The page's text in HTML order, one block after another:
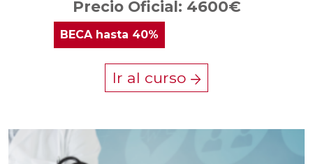
Precio Oficial: 4600€
BECAhasta 40%
Ir al curso